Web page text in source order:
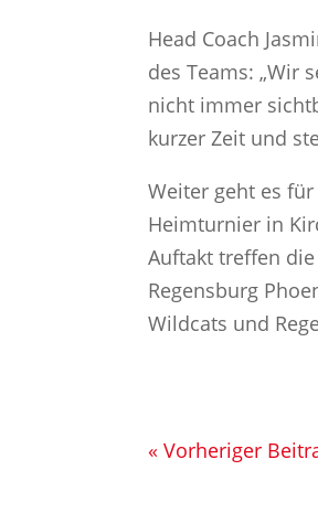
Head Coach
des Teams: „Wir
nicht immer
kurzer Zeit und
Weiter geht es
Heimturnier in
Auftakt treffen
Regensburg
Wildcats und
« Vorheriger